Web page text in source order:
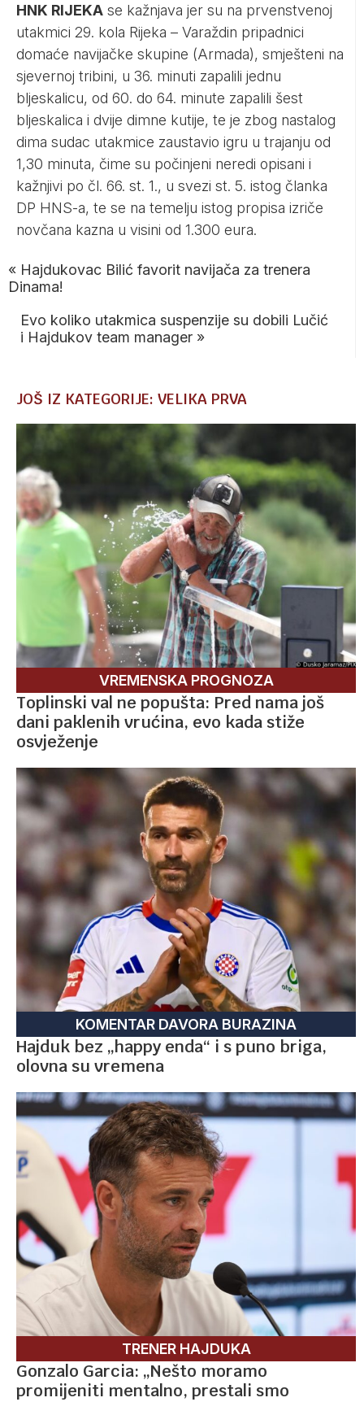
HNK RIJEKA se kažnjava jer su na prvenstvenoj
utakmici 29. kola Rijeka – Varaždin pripadnici
domaće navijačke skupine (Armada), smješteni na
sjevernoj tribini, u 36. minuti zapalili jednu
bljeskalicu, od 60. do 64. minute zapalili šest
bljeskalica i dvije dimne kutije, te je zbog nastalog
dima sudac utakmice zaustavio igru u trajanju od
1,30 minuta, čime su počinjeni neredi opisani i
kažnjivi po čl. 66. st. 1., u svezi st. 5. istog članka
DP HNS-a, te se na temelju istog propisa izriče
novčana kazna u visini od 1.300 eura.
« Hajdukovac Bilić favorit navijača za trenera
Dinama!
Evo koliko utakmica suspenzije su dobili Lučić
i Hajdukov team manager »
JOŠ IZ KATEGORIJE: VELIKA PRVA
VREMENSKA PROGNOZA
Toplinski val ne popušta: Pred nama još
dani paklenih vrućina, evo kada stiže
osvježenje
KOMENTAR DAVORA BURAZINA
Hajduk bez „happy enda“ i s puno briga,
olovna su vremena
TRENER HAJDUKA
Gonzalo Garcia: „Nešto moramo
promijeniti mentalno, prestali smo